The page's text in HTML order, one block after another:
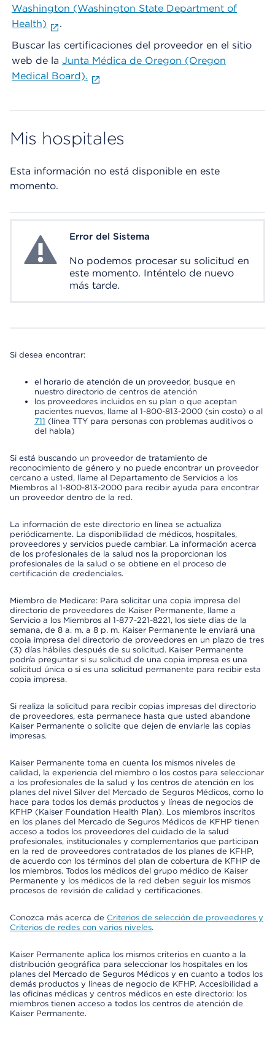
Washington (Washington State Department of
Health)
.
Buscar las certificaciones del proveedor en el sitio
web de la Junta Médica de Oregon (Oregon
Medical Board).
Mis hospitales
Esta información no está disponible en este
momento.
System ErrorError del Sistema
No podemos procesar su solicitud en
este momento. Inténtelo de nuevo
más tarde.
Si desea encontrar:
el horario de atención de un proveedor, busque en
nuestro directorio de centros de atención
los proveedores incluidos en su plan o que aceptan
pacientes nuevos, llame al 1-800-813-2000 (sin costo) o al
711 (línea TTY para personas con problemas auditivos o
del habla)
Si está buscando un proveedor de tratamiento de
reconocimiento de género y no puede encontrar un proveedor
cercano a usted, llame al Departamento de Servicios a los
Miembros al 1-800-813-2000 para recibir ayuda para encontrar
un proveedor dentro de la red.
La información de este directorio en línea se actualiza
periódicamente. La disponibilidad de médicos, hospitales,
proveedores y servicios puede cambiar. La información acerca
de los profesionales de la salud nos la proporcionan los
profesionales de la salud o se obtiene en el proceso de
certificación de credenciales.
Miembro de Medicare: Para solicitar una copia impresa del
directorio de proveedores de Kaiser Permanente, llame a
Servicio a los Miembros al 1-877-221-8221, los siete días de la
semana, de 8 a. m. a 8 p. m. Kaiser Permanente le enviará una
copia impresa del directorio de proveedores en un plazo de tres
(3) días hábiles después de su solicitud. Kaiser Permanente
podría preguntar si su solicitud de una copia impresa es una
solicitud única o si es una solicitud permanente para recibir esta
copia impresa.
Si realiza la solicitud para recibir copias impresas del directorio
de proveedores, esta permanece hasta que usted abandone
Kaiser Permanente o solicite que dejen de enviarle las copias
impresas.
Kaiser Permanente toma en cuenta los mismos niveles de
calidad, la experiencia del miembro o los costos para seleccionar
a los profesionales de la salud y los centros de atención en los
planes del nivel Silver del Mercado de Seguros Médicos, como lo
hace para todos los demás productos y líneas de negocios de
KFHP (Kaiser Foundation Health Plan). Los miembros inscritos
en los planes del Mercado de Seguros Médicos de KFHP tienen
acceso a todos los proveedores del cuidado de la salud
profesionales, institucionales y complementarios que participan
en la red de proveedores contratados de los planes de KFHP,
de acuerdo con los términos del plan de cobertura de KFHP de
los miembros. Todos los médicos del grupo médico de Kaiser
Permanente y los médicos de la red deben seguir los mismos
procesos de revisión de calidad y certificaciones.
Conozca más acerca de Criterios de selección de proveedores y
Criterios de redes con varios niveles.
Kaiser Permanente aplica los mismos criterios en cuanto a la
distribución geográfica para seleccionar los hospitales en los
planes del Mercado de Seguros Médicos y en cuanto a todos los
demás productos y líneas de negocio de KFHP. Accesibilidad a
las oficinas médicas y centros médicos en este directorio: los
miembros tienen acceso a todos los centros de atención de
Kaiser Permanente.